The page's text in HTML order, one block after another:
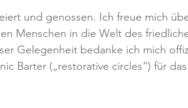
und genossen. Ich freue mich
Menschen in die Welt des
Gelegenheit bedanke ich mich
Barter („restorative circles“) für